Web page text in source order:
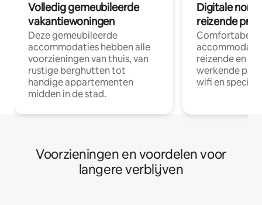
Volledig gemeubileerde
vakantiewoningen
Deze gemeubileerde
accommodaties hebben alle
voorzieningen van thuis, van
rustige berghutten tot
handige appartementen
midden in de stad.
Digitale
reizende
Comfortabele
reizende en
werkende
wifi en
Voorzieningen en voordelen voor
langere verblijven